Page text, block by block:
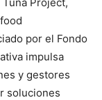
por el Fondo
impulsa
y gestores
soluciones